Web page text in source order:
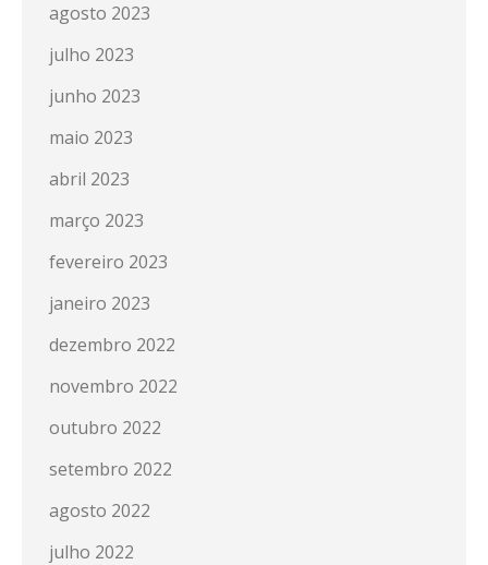
agosto 2023
julho 2023
junho 2023
maio 2023
abril 2023
março 2023
fevereiro 2023
janeiro 2023
dezembro 2022
novembro 2022
outubro 2022
setembro 2022
agosto 2022
julho 2022